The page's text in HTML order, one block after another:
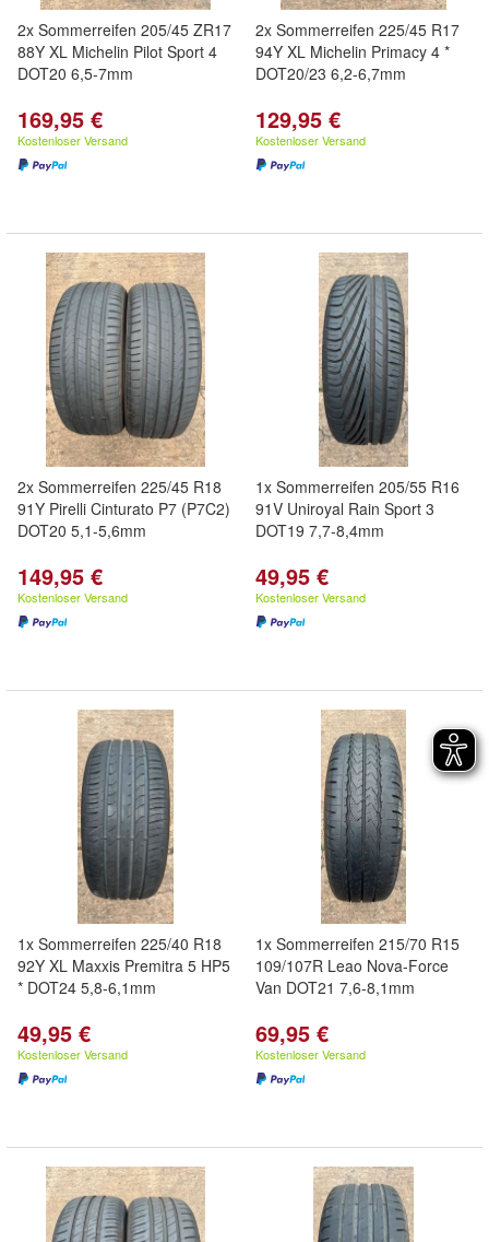
2x Sommerreifen 205/45 ZR17
88Y XL Michelin Pilot Sport 4
DOT20 6,5-7mm
169,95 €
Kostenloser Versand
2x Sommerreifen 225/45 R17
94Y XL Michelin Primacy 4 *
DOT20/23 6,2-6,7mm
129,95 €
Kostenloser Versand
2x Sommerreifen 225/45 R18
91Y Pirelli Cinturato P7 (P7C2)
DOT20 5,1-5,6mm
149,95 €
Kostenloser Versand
1x Sommerreifen 205/55 R16
91V Uniroyal Rain Sport 3
DOT19 7,7-8,4mm
49,95 €
Kostenloser Versand
1x Sommerreifen 225/40 R18
92Y XL Maxxis Premitra 5 HP5
* DOT24 5,8-6,1mm
49,95 €
Kostenloser Versand
1x Sommerreifen 215/70 R15
109/107R Leao Nova-Force
Van DOT21 7,6-8,1mm
69,95 €
Kostenloser Versand